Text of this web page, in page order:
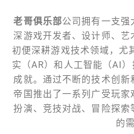
老哥俱乐部公司拥有一支强
深游戏开发者、设计师、艺
初便深耕游戏技术领域，尤
实（AR）和人工智能（AI
成就。通过不断的技术创
帝国推出了一系列广受玩
扮演、竞技对战、冒险探
的